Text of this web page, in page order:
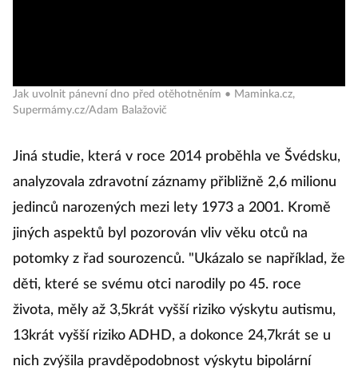
Jak uvolnit pánevní dno před otěhotněním • Maminka.cz,
Supermámy.cz/Adam Balažovič
Jiná studie, která v roce 2014 proběhla ve Švédsku,
analyzovala zdravotní záznamy přibližně 2,6 milionu
jedinců narozených mezi lety 1973 a 2001. Kromě
jiných aspektů byl pozorován vliv věku otců na
potomky z řad sourozenců. "Ukázalo se například, že
děti, které se svému otci narodily po 45. roce
života, měly až 3,5krát vyšší riziko výskytu autismu,
13krát vyšší riziko ADHD, a dokonce 24,7krát se u
nich zvýšila pravděpodobnost výskytu bipolární